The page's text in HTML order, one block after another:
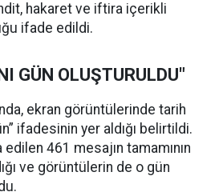
hakaret ve iftira içerikli
ifade edildi.
GÜN OLUŞTURULDU"
ekran görüntülerinde tarih
ifadesinin yer aldığı belirtildi.
edilen 461 mesajın tamamının
ve görüntülerin de o gün